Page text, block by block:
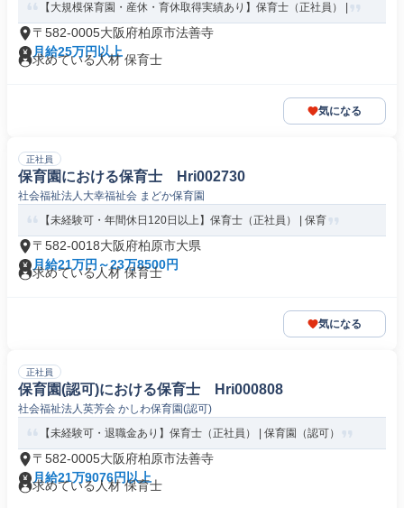
【大規模保育園・産休・育休取得実績あり】保育士（正社員） |
〒582-0005大阪府柏原市法善寺
月給25万円以上
求めている人材 保育士
気になる
正社員
保育園における保育士 Hri002730
社会福祉法人大幸福祉会 まどか保育園
【未経験可・年間休日120日以上】保育士（正社員） | 保育
〒582-0018大阪府柏原市大県
月給21万円～23万8500円
求めている人材 保育士
気になる
正社員
保育園(認可)における保育士 Hri000808
社会福祉法人英芳会 かしわ保育園(認可)
【未経験可・退職金あり】保育士（正社員） | 保育園（認可）
〒582-0005大阪府柏原市法善寺
月給21万9076円以上
求めている人材 保育士